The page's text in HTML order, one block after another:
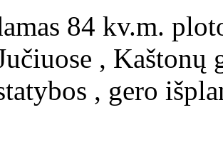
84 kv.m.
, Kaštonų
, gero